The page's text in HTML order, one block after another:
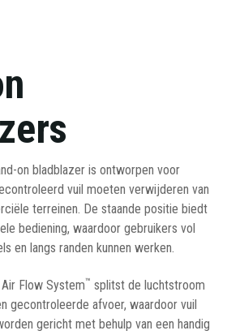
on bladblazer is ontworpen voor
vuil moeten verwijderen van
terreinen. De staande positie biedt
bediening, waardoor gebruikers vol
en langs randen kunnen werken.
Flow System™ splitst de luchtstroom
gecontroleerde afvoer, waardoor vuil
gericht met behulp van een handig